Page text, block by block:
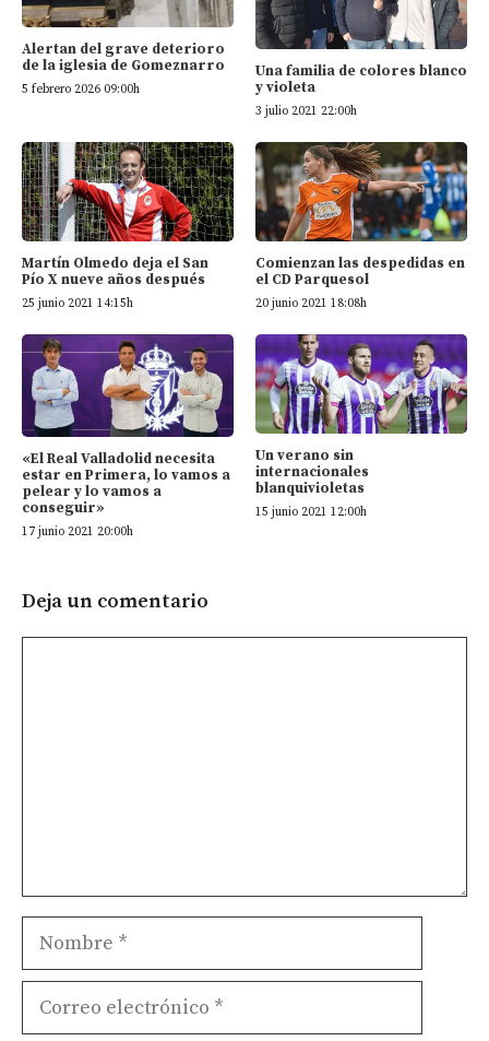
Alertan del grave deterioro
de la iglesia de Gomeznarro
5 febrero 2026 09:00h
Una familia de colores blanco
y violeta
3 julio 2021 22:00h
Martín Olmedo deja el San
Pío X nueve años después
25 junio 2021 14:15h
Comienzan las despedidas en
el CD Parquesol
20 junio 2021 18:08h
«El Real Valladolid necesita
estar en Primera, lo vamos a
pelear y lo vamos a
conseguir»
17 junio 2021 20:00h
Un verano sin
internacionales
blanquivioletas
15 junio 2021 12:00h
Deja un comentario
Nombre
Correo